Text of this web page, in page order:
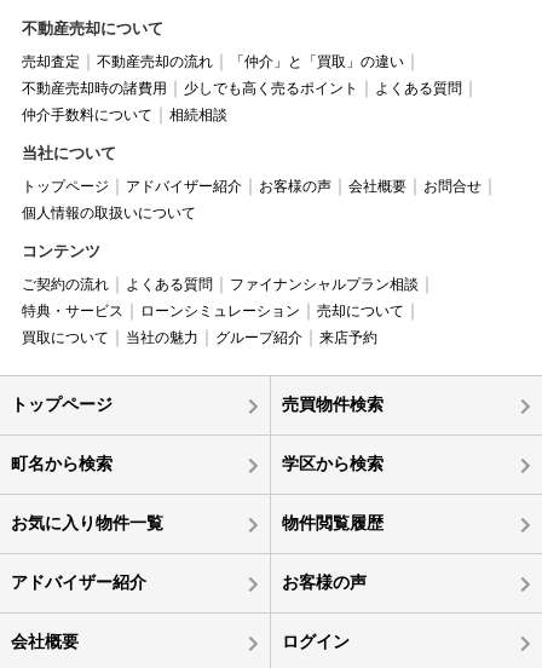
不動産売却について
売却査定 不動産売却の流れ
「仲介」と「買取」の違い
不動産売却時の諸費用
少しでも高く売るポイント
よくある質問
仲介手数料について
相続相談
当社について
トップページ アドバイザー紹介 お客様の声 会社概要
お問合せ
個人情報の取扱いについて
コンテンツ
ご契約の流れ よくある質問
ファイナンシャルプラン相談
特典・サービス
ローンシミュレーション
売却について
買取について
当社の魅力 グループ紹介 来店予約
トップページ 売買物件検索
町名から検索 学区から検索
お気に入り物件一覧 物件閲覧履歴
アドバイザー紹介 お客様の声
会社概要 ログイン